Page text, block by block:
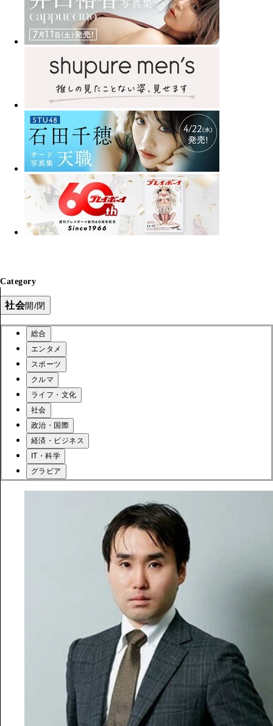
Category
社会開/閉
総合
エンタメ
スポーツ
クルマ
ライフ・文化
社会
政治・国際
経済・ビジネス
IT・科学
グラビア